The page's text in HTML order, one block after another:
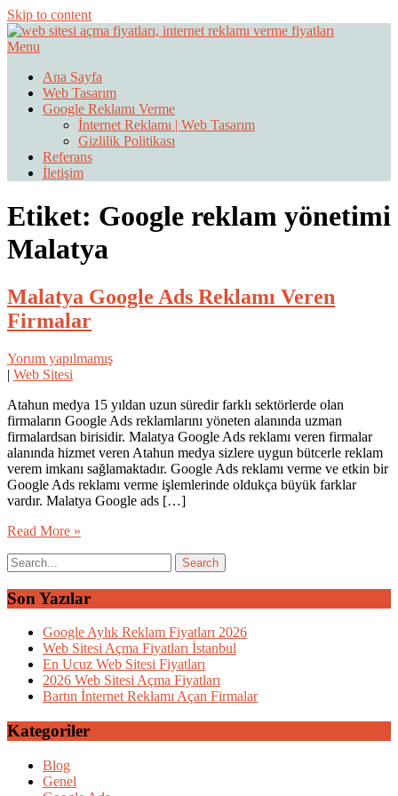
Skip to content
Web Sitesi Açma, İnternet Sitesi
Fiyatları
Menu
Ana Sayfa
Web Tasarım
Google Reklamı Verme
İnternet Reklamı | Web Tasarım
Gizlilik Politikası
Referans
İletişim
Etiket: Google reklam yönetimi
Malatya
Malatya Google Ads Reklamı Veren
Firmalar
Yorum yapılmamış
| Web Sitesi
Atahun medya 15 yıldan uzun süredir farklı sektörlerde olan
firmaların Google Ads reklamlarını yöneten alanında uzman
firmalardsan birisidir. Malatya Google Ads reklamı veren firmalar
alanında hizmet veren Atahun medya sizlere uygun bütcerle reklam
verem imkanı sağlamaktadır. Google Ads reklamı verme ve etkin bir
Google Ads reklamı verme işlemlerinde oldukça büyük farklar
vardır. Malatya Google ads […]
Read More »
Son Yazılar
Google Aylık Reklam Fiyatları 2026
Web Sitesi Açma Fiyatları İstanbul
En Ucuz Web Sitesi Fiyatları
2026 Web Sitesi Açma Fiyatları
Bartın İnternet Reklamı Açan Firmalar
Kategoriler
Blog
Genel